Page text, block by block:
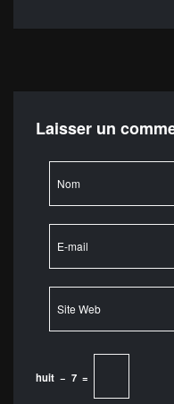
Laisser un
huit − 7 =